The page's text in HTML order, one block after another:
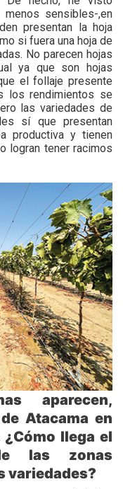
menos sensibles-,en
presentan la hoja
si fuera una hoja de
No parecen hojas
ya que son hojas
el follaje presente
los rendimientos se
las variedades de
sí que presentan
productiva y tienen
logran tener racimos
aparecen,
Atacama en
llega el
las zonas
variedades?